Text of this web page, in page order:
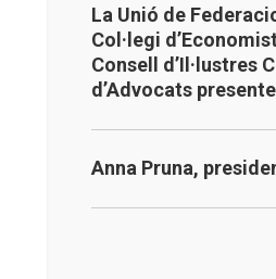
La Unió de
Col·legi
Consell d’Il·lustres
d’Advocats
Anna Pruna,